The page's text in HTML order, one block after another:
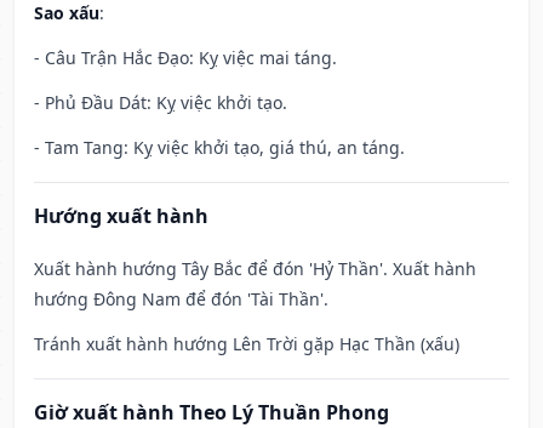
Sao xấu:
- Câu Trận Hắc Đạo: Kỵ việc mai táng.
- Phủ Đầu Dát: Kỵ việc khởi tạo.
- Tam Tang: Kỵ việc khởi tạo, giá thú, an táng.
Hướng xuất hành
Xuất hành hướng Tây Bắc để đón 'Hỷ Thần'. Xuất hành
hướng Đông Nam để đón 'Tài Thần'.
Tránh xuất hành hướng Lên Trời gặp Hạc Thần (xấu)
Giờ xuất hành Theo Lý Thuần Phong